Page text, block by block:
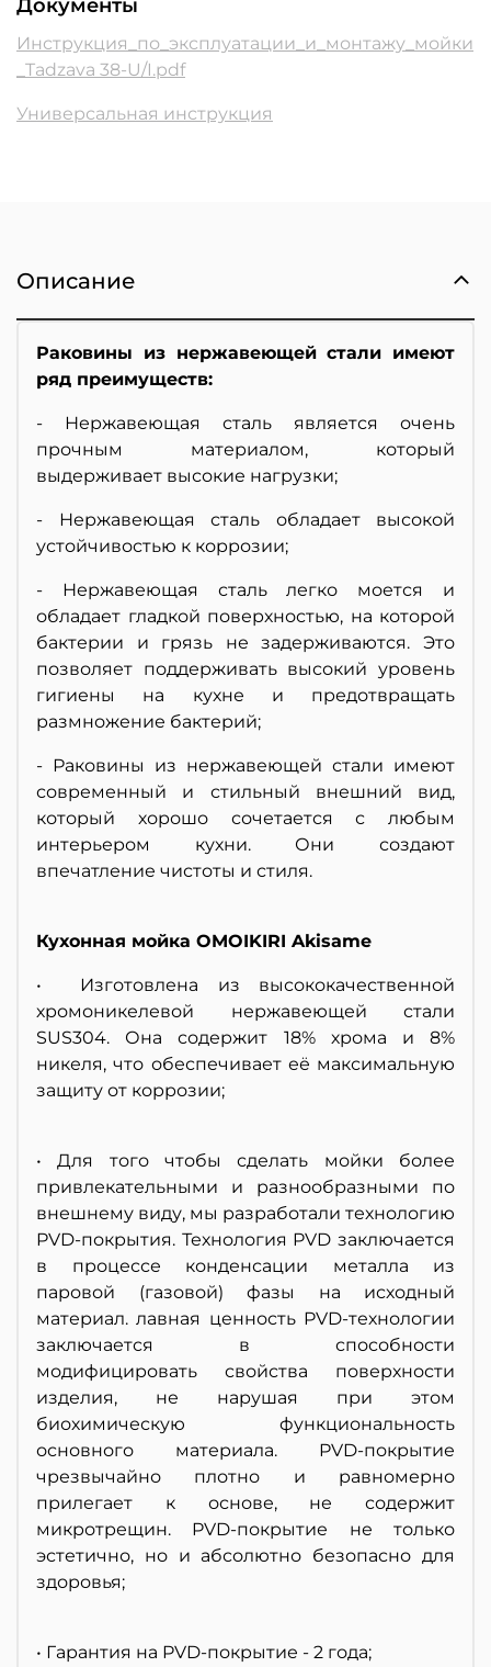
Документы
Инструкция_по_эксплуатации_и_монтажу_мойки
_Tadzava 38-U/I.pdf
Универсальная инструкция
Описание
Раковины из нержавеющей стали имеют
ряд преимуществ:
- Нержавеющая сталь является очень
прочным материалом, который
выдерживает высокие нагрузки;
- Нержавеющая сталь обладает высокой
устойчивостью к коррозии;
- Нержавеющая сталь легко моется и
обладает гладкой поверхностью, на которой
бактерии и грязь не задерживаются. Это
позволяет поддерживать высокий уровень
гигиены на кухне и предотвращать
размножение бактерий;
- Раковины из нержавеющей стали имеют
современный и стильный внешний вид,
который хорошо сочетается с любым
интерьером кухни. Они создают
впечатление чистоты и стиля.
Кухонная мойка OMOIKIRI Akisame
• Изготовлена из высококачественной
хромоникелевой нержавеющей стали
SUS304. Она содержит 18% хрома и 8%
никеля, что обеспечивает её максимальную
защиту от коррозии;
• Для того чтобы сделать мойки более
привлекательными и разнообразными по
внешнему виду, мы разработали технологию
PVD-покрытия. Технология PVD заключается
в процессе конденсации металла из
паровой (газовой) фазы на исходный
материал. лавная ценность PVD-технологии
заключается в способности
модифицировать свойства поверхности
изделия, не нарушая при этом
биохимическую функциональность
основного материала. PVD-покрытие
чрезвычайно плотно и равномерно
прилегает к основе, не содержит
микротрещин. PVD-покрытие не только
эстетично, но и абсолютно безопасно для
здоровья;
• Гарантия на PVD-покрытие - 2 года;